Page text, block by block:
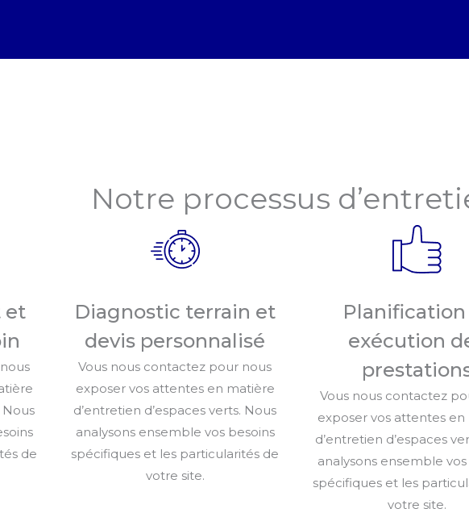
Notre processus
et
Nous
de
Diagnostic terrain et
devis personnalisé
Vous nous contactez pour nous
exposer vos attentes en matière
d’entretien d’espaces verts. Nous
analysons ensemble vos besoins
spécifiques et les particularités de
votre site.
exécution
Vous nous contactez
exposer vos attentes
d’entretien d’espaces
analysons ensemble
spécifiques et les
votre site.